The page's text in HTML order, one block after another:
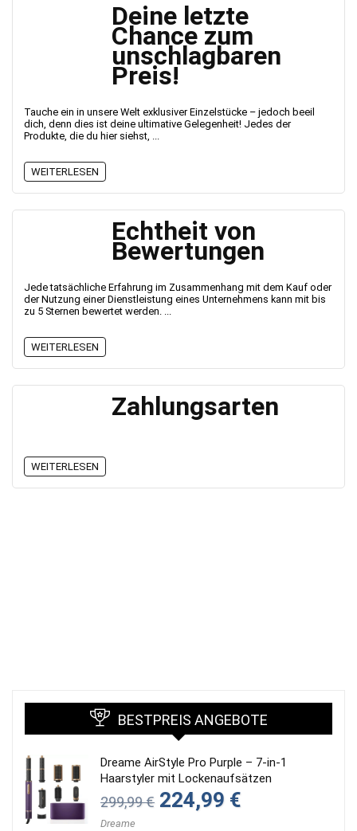
Deine letzte
Chance zum
unschlagbaren
Preis!
Tauche ein in unsere Welt exklusiver Einzelstücke – jedoch beeil
dich, denn dies ist deine ultimative Gelegenheit! Jedes der
Produkte, die du hier siehst, ...
WEITERLESEN
Echtheit von
Bewertungen
Jede tatsächliche Erfahrung im Zusammenhang mit dem Kauf oder
der Nutzung einer Dienstleistung eines Unternehmens kann mit bis
zu 5 Sternen bewertet werden. ...
WEITERLESEN
Zahlungsarten
WEITERLESEN
BESTPREIS ANGEBOTE
Dreame AirStyle Pro Purple – 7-in-1
Haarstyler mit Lockenaufsätzen
299,99€ Ursprünglicher
Preis
224,99 €
Dreame